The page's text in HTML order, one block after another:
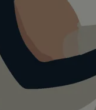
Visualisierung · KI